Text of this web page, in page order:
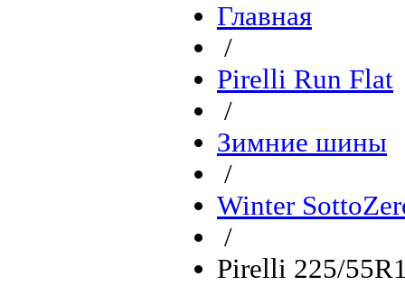
Главная
/
Pirelli Run Flat
/
Зимние шины
/
Winter
/
Pirelli 225/